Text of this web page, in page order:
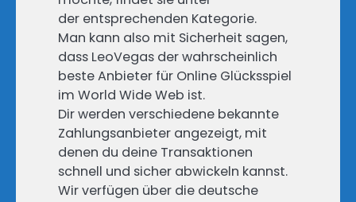
der entsprechenden Kategorie.
Man kann also mit Sicherheit sagen,
dass LeoVegas der wahrscheinlich
beste Anbieter für Online Glücksspiel
im World Wide Web ist.
Dir werden verschiedene bekannte
Zahlungsanbieter angezeigt, mit
denen du deine Transaktionen
schnell und sicher abwickeln kannst.
Wir verfügen über die deutsche